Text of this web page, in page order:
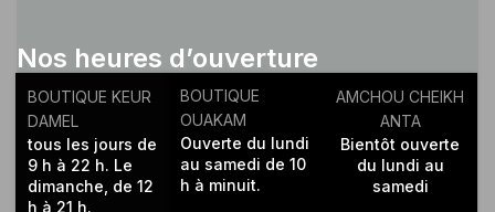
Nos heures d’ouverture
BOUTIQUE KEUR
DAMEL
tous les jours de
9 h à 22 h. Le
dimanche, de 12
h à 21 h.
BOUTIQUE
OUAKAM
Ouverte du lundi
au samedi de 10
h à minuit.
AMCHOU CHEIKH
ANTA
Bientôt ouverte
du lundi au
samedi